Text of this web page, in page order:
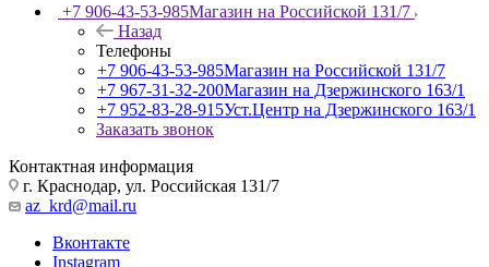
+7 906-43-53-985Магазин на Российской 131/7
Назад
Телефоны
+7 906-43-53-985Магазин на Российской 131/7
+7 967-31-32-200Магазин на Дзержинского 163/1
+7 952-83-28-915Уст.Центр на Дзержинского 163/1
Заказать звонок
Контактная информация
г. Краснодар, ул. Российская 131/7
az_krd@mail.ru
Вконтакте
Instagram